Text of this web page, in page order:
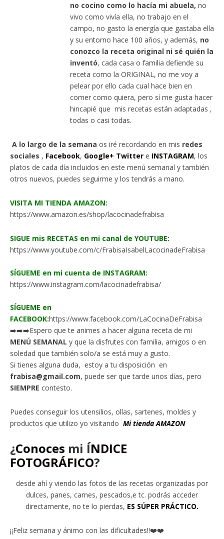
no cocino como lo hacía mi abuela, no
vivo como vivía ella, no trabajo en el
campo, no gasto la energía que gastaba ella
y su entorno hace 100 años, y además, no
conozco la receta original ni sé quién la
inventó, cada casa o familia defiende su
receta como la ORIGINAL, no me voy a
pelear por ello cada cual hace bien en
comer como quiera, pero sí me gusta hacer
hincapié que mis recetas están adaptadas ,
todas o casi todas.
A lo largo de la semana os iré recordando en mis redes
sociales , Facebook, Google+ Twitter e INSTAGRAM, los
platos de cada día incluidos en este menú semanal y también
otros nuevos, puedes seguirme y los tendrás a mano.
VISITA MI TIENDA AMAZON:
https://www.amazon.es/shop/lacocinadefrabisa
SIGUE mis RECETAS en mi canal de YOUTUBE:
https://www.youtube.com/c/FrabisaIsabelLacocinadeFrabisa
SÍGUEME en mi cuenta de INSTAGRAM:
https://www.instagram.com/lacocinadefrabisa/
SÍGUEME en
FACEBOOK:https://www.facebook.com/LaCocinaDeFrabisa
➡️➡️➡️Espero que te animes a hacer alguna receta de mi
MENÚ SEMANAL y que la disfrutes con familia, amigos o en
soledad que también solo/a se está muy a gusto.
Si tienes alguna duda, estoy a tu disposición en
frabisa@gmail.com, puede ser que tarde unos días, pero
SIEMPRE contesto.
Puedes conseguir los utensilios, ollas, sartenes, moldes y
productos que utilizo yo visitando Mi tienda AMAZON
¿Conoces mi ÍNDICE
FOTOGRÁFICO?
desde ahí y viendo las fotos de las recetas organizadas por
dulces, panes, carnes, pescados,e tc. podrás acceder
directamente, no te lo pierdas, ES SÚPER PRÁCTICO.
¡¡Feliz semana y ánimo con las dificultades!!❤️❤️